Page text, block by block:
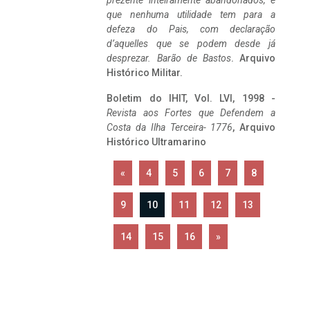
que nenhuma utilidade tem para a
defeza do Pais, com declaração
d’aquelles que se podem desde já
desprezar. Barão de Bastos. Arquivo
Histórico Militar.
Boletim do IHIT, Vol. LVI, 1998 -
Revista aos Fortes que Defendem a
Costa da Ilha Terceira- 1776, Arquivo
Histórico Ultramarino
« 4 5 6 7 8
9 10 11 12 13
14 15 16 »